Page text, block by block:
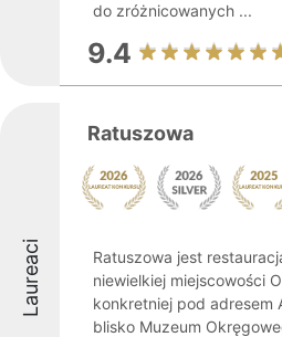
do zróżnicowanych ...
9.4
Laureaci
Ratuszowa
Ratuszowa jest
niewielkiej miejscowości
konkretniej pod adresem
blisko Muzeum